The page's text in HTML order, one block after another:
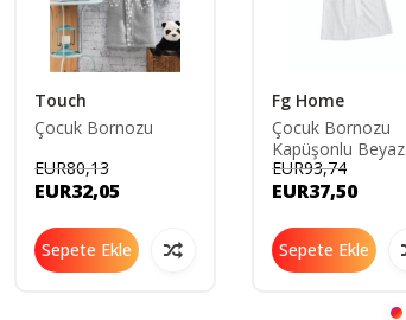
Touch
Çocuk Bornozu
EUR80,13
EUR32,05
Sepete Ekle
Fg Home
Çocuk Bornozu
Kapüşonlu Beyaz
%100 Pamuklu
EUR93,74
EUR37,50
Sepete Ekle